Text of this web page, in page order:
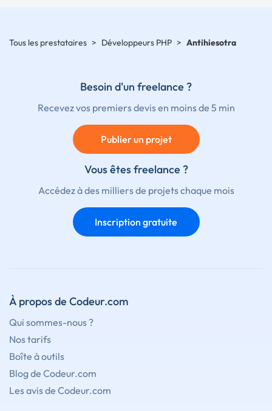
Tous les prestataires > Développeurs PHP > Antihiesotra
Besoin d'un freelance ?
Recevez vos premiers devis en moins de 5 min
Publier un projet
Vous êtes freelance ?
Accédez à des milliers de projets chaque mois
Inscription gratuite
À propos de Codeur.com
Qui sommes-nous ?
Nos tarifs
Boîte à outils
Blog de Codeur.com
Les avis de Codeur.com